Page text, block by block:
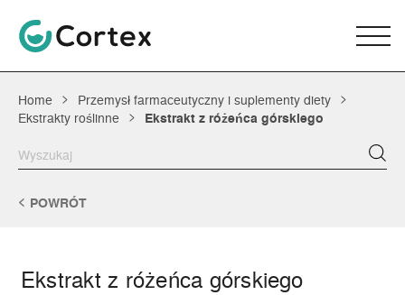
Home
Przemysł farmaceutyczny i suplementy diety
Ekstrakty roślinne
Ekstrakt z różeńca górskiego
POWRÓT
Ekstrakt z różeńca górskiego